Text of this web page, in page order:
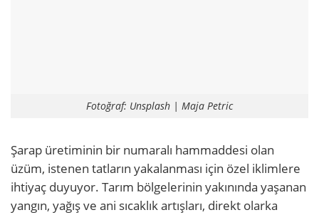
Fotoğraf: Unsplash | Maja Petric
Şarap üretiminin bir numaralı hammaddesi olan
üzüm, istenen tatların yakalanması için özel iklimlere
ihtiyaç duyuyor. Tarım bölgelerinin yakınında yaşanan
yangın, yağış ve ani sıcaklık artışları, direkt olarka